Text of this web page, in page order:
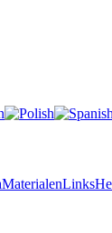
MaterialenLinks